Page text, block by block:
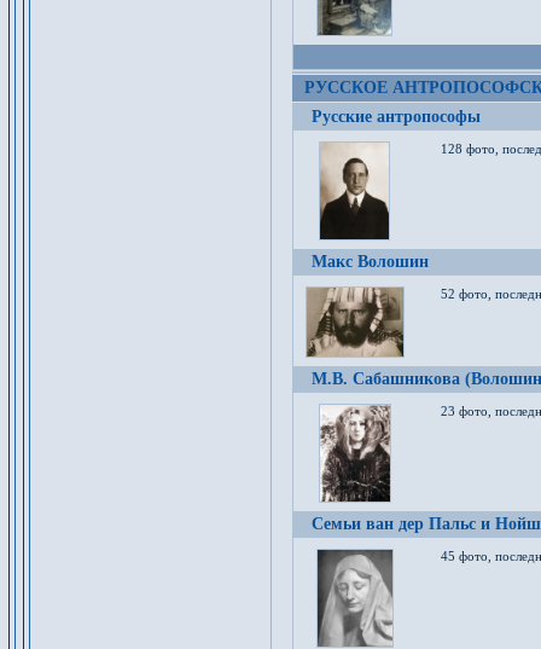
РУССКОЕ
Русские антропософы
128 фото,
Макс Волошин
52 фото,
М.В. Сабашникова
23 фото,
Семьи ван дер Пальс и
45 фото,